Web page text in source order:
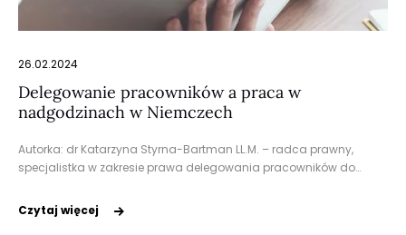
26.02.2024
Delegowanie pracowników a praca w
nadgodzinach w Niemczech
Autorka: dr Katarzyna Styrna-Bartman LL.M. – radca prawny,
specjalistka w zakresie prawa delegowania pracowników do…
Czytaj więcej